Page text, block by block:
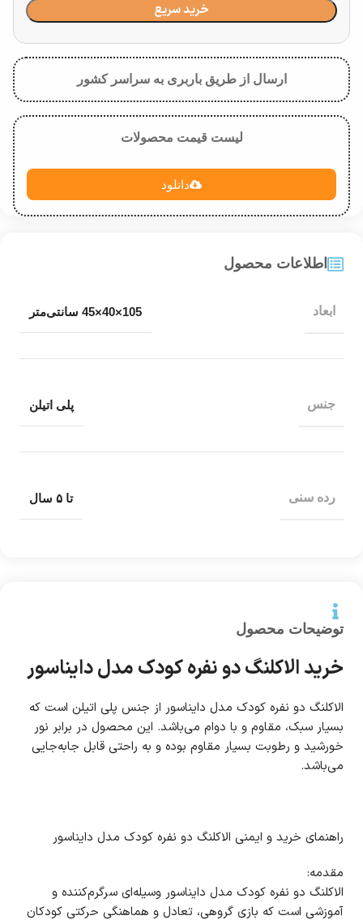
خرید سریع
ارسال از طریق باربری به سراسر کشور
لیست قیمت محصولات
دانلود
توضیحات محصول
خرید الاکلنگ دو نفره کودک مدل دایناسور
الاکلنگ دو نفره کودک مدل دایناسور از جنس پلی اتیلن است که
بسیار سبک، مقاوم و با دوام می‌باشد. این محصول در برابر نور
خورشید و رطوبت بسیار مقاوم بوده و به راحتی قابل جابه‌جایی
می‌باشد.
راهنمای خرید و ایمنی الاکلنگ دو نفره کودک مدل دایناسور
مقدمه:
الاکلنگ دو نفره کودک مدل دایناسور وسیله‌ای سرگرم‌کننده و
آموزشی است که بازی گروهی، تعادل و هماهنگی حرکتی کودکان
اطلاعات محصول
ابعاد 105×40×45 سانتی‌متر
جنس پلی اتیلن
رده سنی تا ۵ سال